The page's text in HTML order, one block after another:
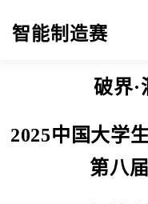
智能制造赛
赛事指南
破界·
2025中国大学生
第八届